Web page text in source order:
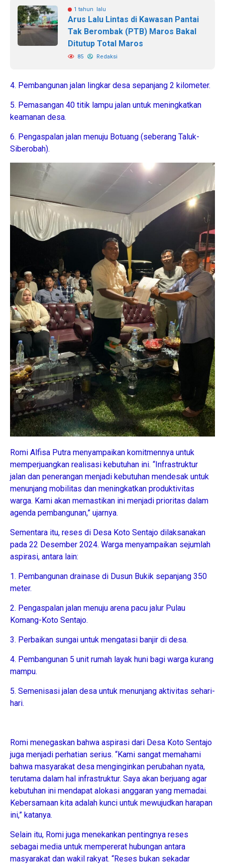
1 tahun lalu
Arus Lalu Lintas di Kawasan Pantai
Tak Berombak (PTB) Maros Bakal
Ditutup Total Maros
85 Redaksi
4. Pembangunan jalan lingkar desa sepanjang 2 kilometer.
5. Pemasangan 40 titik lampu jalan untuk meningkatkan
keamanan desa.
6. Pengaspalan jalan menuju Botuang (seberang Taluk-
Siberobah).
Romi Alfisa Putra menyampaikan komitmennya untuk
memperjuangkan realisasi kebutuhan ini. “Infrastruktur
jalan dan penerangan menjadi kebutuhan mendesak untuk
menunjang mobilitas dan meningkatkan produktivitas
warga. Kami akan memastikan ini menjadi prioritas dalam
agenda pembangunan,” ujarnya.
Sementara itu, reses di Desa Koto Sentajo dilaksanakan
pada 22 Desember 2024. Warga menyampaikan sejumlah
aspirasi, antara lain:
1. Pembangunan drainase di Dusun Bukik sepanjang 350
meter.
2. Pengaspalan jalan menuju arena pacu jalur Pulau
Komang-Koto Sentajo.
3. Perbaikan sungai untuk mengatasi banjir di desa.
4. Pembangunan 5 unit rumah layak huni bagi warga kurang
mampu.
5. Semenisasi jalan desa untuk menunjang aktivitas sehari-
hari.
Romi menegaskan bahwa aspirasi dari Desa Koto Sentajo
juga menjadi perhatian serius. “Kami sangat memahami
bahwa masyarakat desa menginginkan perubahan nyata,
terutama dalam hal infrastruktur. Saya akan berjuang agar
kebutuhan ini mendapat alokasi anggaran yang memadai.
Kebersamaan kita adalah kunci untuk mewujudkan harapan
ini,” katanya.
Selain itu, Romi juga menekankan pentingnya reses
sebagai media untuk mempererat hubungan antara
masyarakat dan wakil rakyat. “Reses bukan sekadar